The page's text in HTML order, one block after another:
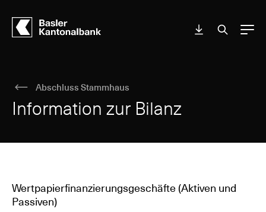
Menu
Abschluss Stammhaus
Information zur Bilanz
Wertpapierfinanzierungsgeschäfte (Aktiven und
Passiven)